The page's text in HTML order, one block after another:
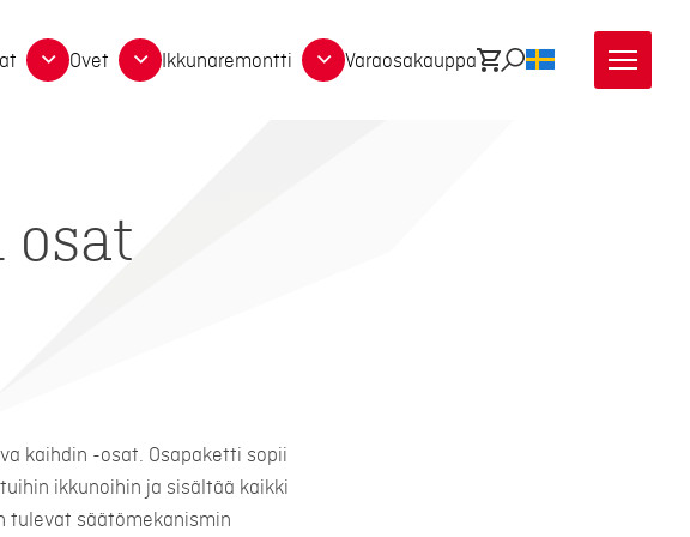
Ovet Ikkunaremontti Varaosakauppa
Ostoskori
EtsiSV
kaihdin -osat. Osapaketti sopii
ikkunoihin ja sisältää kaikki
tulevat säätömekanismin